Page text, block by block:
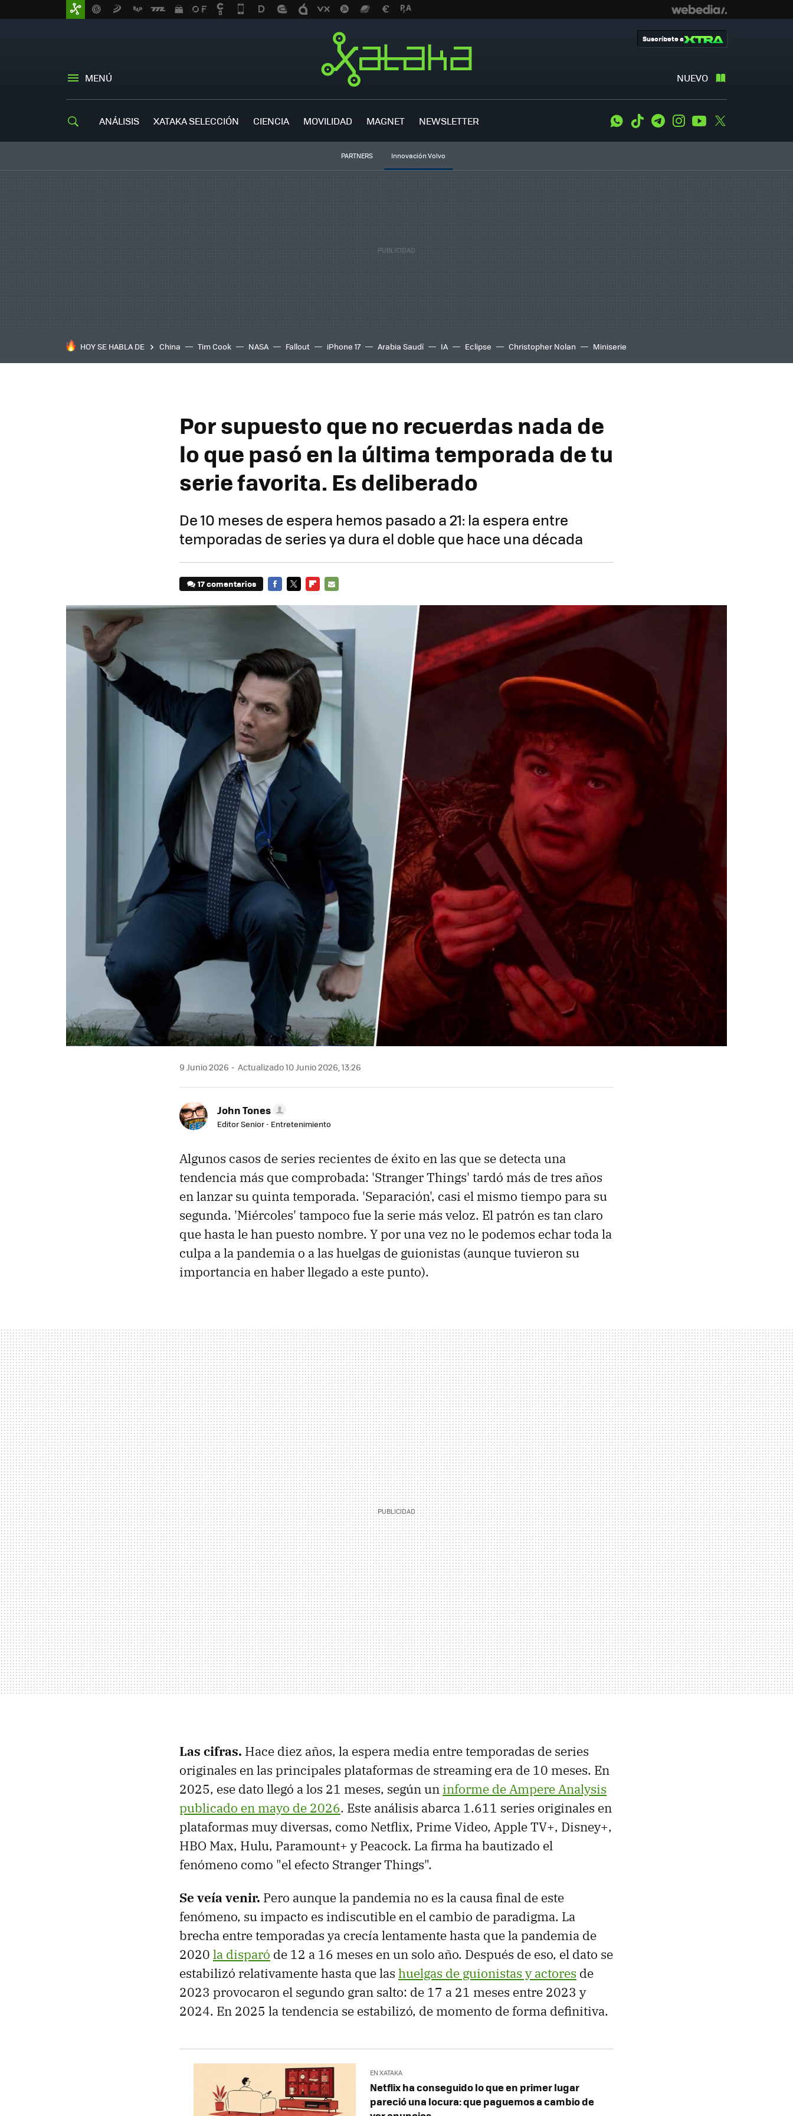
MENÚ NUEVO
Suscríbete a
ANÁLISIS XATAKA SELECCIÓN CIENCIA MOVILIDAD MAGNET NEWSLETTER WhatsApp
Tiktok TelegramInstagramYoutube
PARTNERS Innovación Volvo
HOY SE HABLA DE China Tim Cook NASA Fallout iPhone 17 Arabia Saudí IA Eclipse Christopher Nolan Miniserie
Por supuesto que no recuerdas nada de
lo que pasó en la última temporada de tu
serie favorita. Es deliberado
De 10 meses de espera hemos pasado a 21: la espera entre
temporadas de series ya dura el doble que hace una década
17 comentarios
9 Junio 2026 Actualizado 10 Junio 2026, 13:26
John Tones
Editor Senior - Entretenimiento
Algunos casos de series recientes de éxito en las que se detecta una
tendencia más que comprobada: 'Stranger Things' tardó más de tres años
en lanzar su quinta temporada. 'Separación', casi el mismo tiempo para su
segunda. 'Miércoles' tampoco fue la serie más veloz. El patrón es tan claro
que hasta le han puesto nombre. Y por una vez no le podemos echar toda la
culpa a la pandemia o a las huelgas de guionistas (aunque tuvieron su
importancia en haber llegado a este punto).
Las cifras. Hace diez años, la espera media entre temporadas de series
originales en las principales plataformas de streaming era de 10 meses. En
2025, ese dato llegó a los 21 meses, según un informe de Ampere Analysis
publicado en mayo de 2026. Este análisis abarca 1.611 series originales en
plataformas muy diversas, como Netflix, Prime Video, Apple TV+, Disney+,
HBO Max, Hulu, Paramount+ y Peacock. La firma ha bautizado el
fenómeno como "el efecto Stranger Things".
Se veía venir. Pero aunque la pandemia no es la causa final de este
fenómeno, su impacto es indiscutible en el cambio de paradigma. La
brecha entre temporadas ya crecía lentamente hasta que la pandemia de
2020 la disparó de 12 a 16 meses en un solo año. Después de eso, el dato se
estabilizó relativamente hasta que las huelgas de guionistas y actores de
2023 provocaron el segundo gran salto: de 17 a 21 meses entre 2023 y
2024. En 2025 la tendencia se estabilizó, de momento de forma definitiva.
EN XATAKA
Netflix ha conseguido lo que en primer lugar
pareció una locura: que paguemos a cambio de